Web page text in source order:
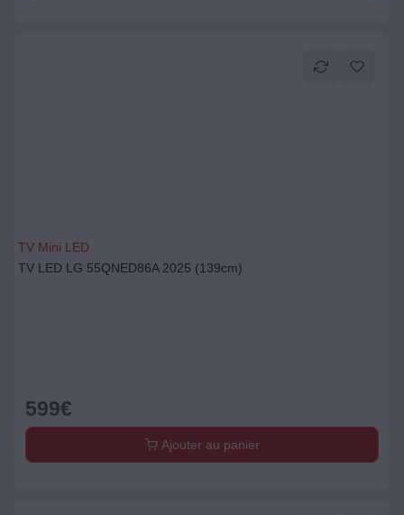
TV Mini LED
TV LED LG 55QNED86A 2025 (139cm)
599€
Ajouter au panier